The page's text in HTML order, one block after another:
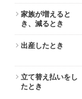
る
質
組
案
内
家族が増えると
き、減るとき
出産したとき
立て替え払いをし
たとき